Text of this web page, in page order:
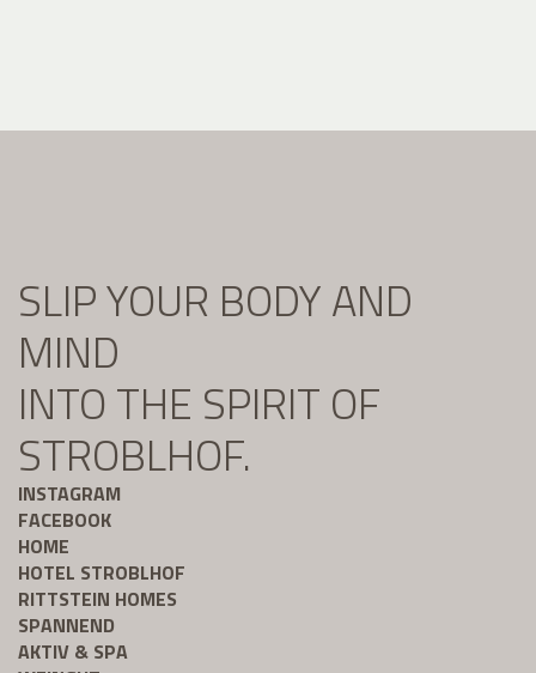
SLIP YOUR BODY AND
MIND
INTO THE SPIRIT OF
STROBLHOF.
INSTAGRAM
FACEBOOK
HOME
HOTEL STROBLHOF
RITTSTEIN HOMES
SPANNEND
AKTIV & SPA